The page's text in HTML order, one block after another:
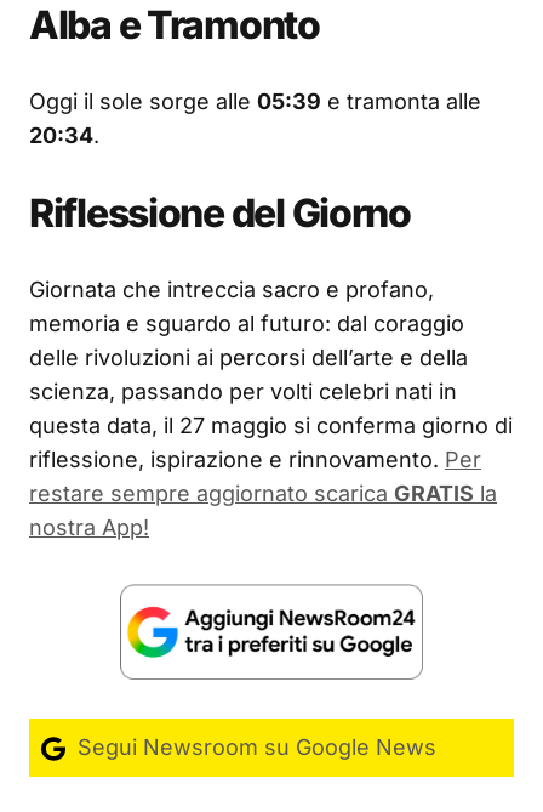
Alba e Tramonto
Oggi il sole sorge alle 05:39 e tramonta alle
20:34.
Riflessione del Giorno
Giornata che intreccia sacro e profano,
memoria e sguardo al futuro: dal coraggio
delle rivoluzioni ai percorsi dell’arte e della
scienza, passando per volti celebri nati in
questa data, il 27 maggio si conferma giorno di
riflessione, ispirazione e rinnovamento. Per
restare sempre aggiornato scarica GRATIS la
nostra App!
Segui Newsroom su Google News